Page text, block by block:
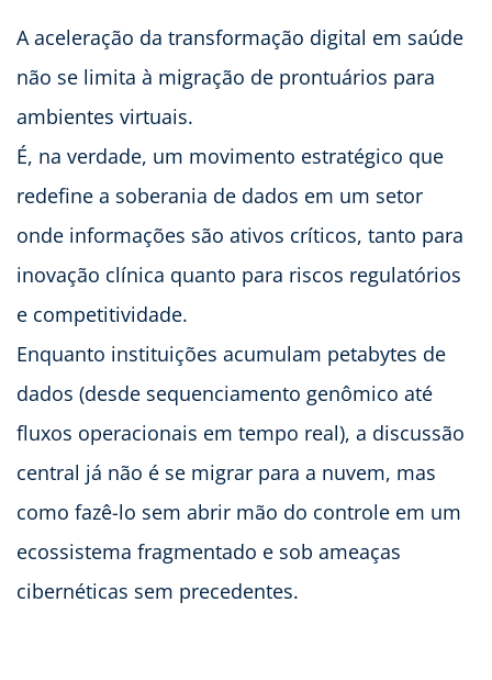
A aceleração da transformação digital em saúde
não se limita à migração de prontuários para
ambientes virtuais.
É, na verdade, um movimento estratégico que
redefine a soberania de dados em um setor
onde informações são ativos críticos, tanto para
inovação clínica quanto para riscos regulatórios
e competitividade.
Enquanto instituições acumulam petabytes de
dados (desde sequenciamento genômico até
fluxos operacionais em tempo real), a discussão
central já não é se migrar para a nuvem, mas
como fazê-lo sem abrir mão do controle em um
ecossistema fragmentado e sob ameaças
cibernéticas sem precedentes.